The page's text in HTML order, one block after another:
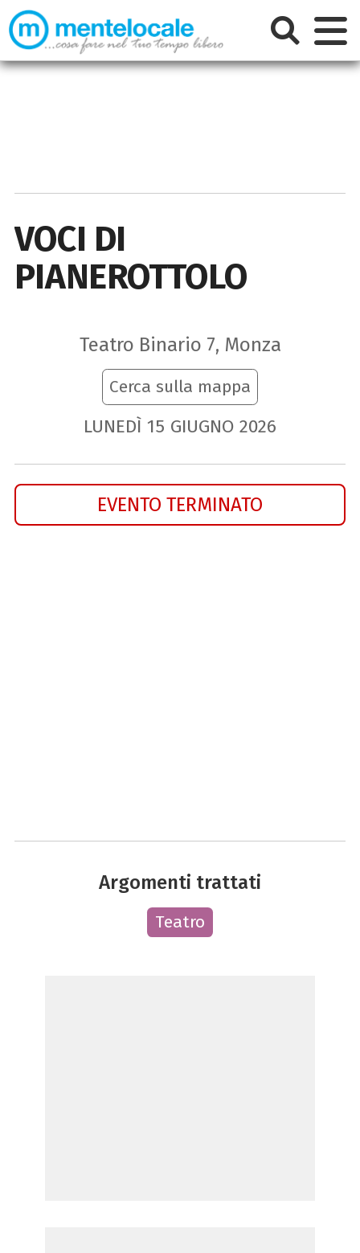
VOCI DI
PIANEROTTOLO
Teatro Binario 7, Monza
Cerca sulla mappa
LUNEDÌ 15 GIUGNO 2026
EVENTO TERMINATO
Argomenti trattati
Teatro